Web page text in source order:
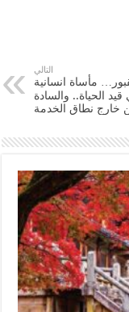
التالي
مأساة انسانية
الحياة.. والسادة
خارج نطاق الخدمة